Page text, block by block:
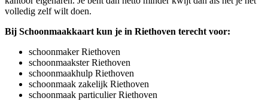
volledig zelf wilt doen.
Bij Schoonmaakkaart kun je in Riethoven terecht voor:
schoonmaker Riethoven
schoonmaakster Riethoven
schoonmaakhulp Riethoven
schoonmaak zakelijk Riethoven
schoonmaak particulier Riethoven